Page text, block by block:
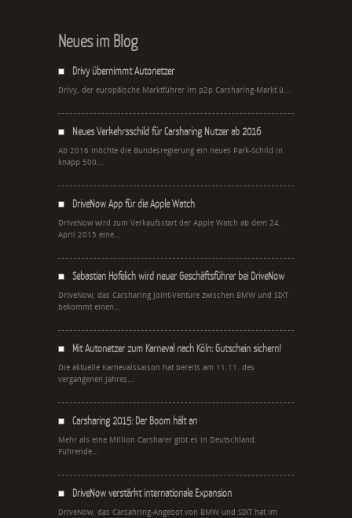
Neues im Blog
Drivy übernimmt Autonetzer
Drivy, der europäische Marktführer im p2p Carsharing-Markt ü...
Neues Verkehrsschild für Carsharing Nutzer ab 2016
Ab 2016 möchte die Bundesregierung ein neues Park-Schild in
knapp 500...
DriveNow App für die Apple Watch
DriveNow wird zum Verkaufsstart der Apple Watch ab dem 24.
April 2015 eine...
Sebastian Hofelich wird neuer Geschäftsführer bei DriveNow
DriveNow, das Carsharing Joint-Venture zwischen BMW und SIXT
bekommt einen...
Mit Autonetzer zum Karneval nach Köln: Gutschein sichern!
Die aktuelle Karnevalssaison hat bereits am 11.11. des
vergangenen Jahres...
Carsharing 2015: Der Boom hält an
Mehr als eine Million Carsharer gibt es in Deutschland.
Führende...
DriveNow verstärkt internationale Expansion
DriveNow, das Carsahring-Angebot von BMW und SIXT hat im